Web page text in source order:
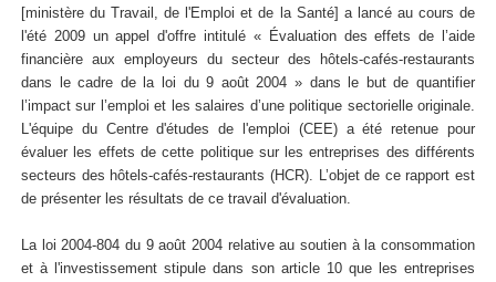
[ministère du Travail, de l'Emploi et de la Santé] a lancé au cours de
l'été 2009 un appel d'offre intitulé « Évaluation des effets de l’aide
financière aux employeurs du secteur des hôtels-cafés-restaurants
dans le cadre de la loi du 9 août 2004 » dans le but de quantifier
l’impact sur l’emploi et les salaires d’une politique sectorielle originale.
L'équipe du Centre d'études de l'emploi (CEE) a été retenue pour
évaluer les effets de cette politique sur les entreprises des différents
secteurs des hôtels-cafés-restaurants (HCR). L’objet de ce rapport est
de présenter les résultats de ce travail d'évaluation.
La loi 2004-804 du 9 août 2004 relative au soutien à la consommation
et à l'investissement stipule dans son article 10 que les entreprises